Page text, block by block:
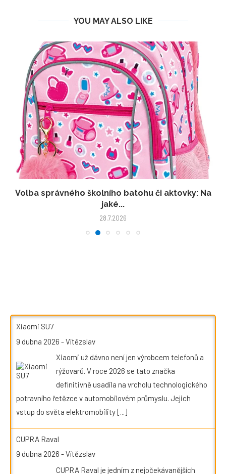
YOU MAY ALSO LIKE
Volba správného školního batohu či aktovky: Na
jaké...
28.7.2026
Xiaomi SU7
9 dubna 2026 -Vítězslav
Xiaomi už dávno není jen výrobcem telefonů a
rýžovarů. V roce 2026 se tato značka
definitivně usadila na vrcholu technologického
potravního řetězce v automobilovém průmyslu. Jejich
vstup do světa elektromobility[...]
CUPRA Raval
9 dubna 2026 -Vítězslav
CUPRA Raval je jedním z nejočekávanějších